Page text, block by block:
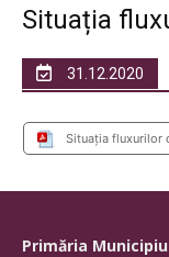
Situația
31.12.2020
Situația fluxurilor
Primăria